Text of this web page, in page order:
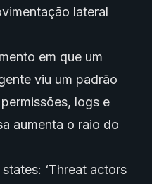
lateral
em que um
viu um padrão
logs e
aumenta o raio do
‘Threat actors